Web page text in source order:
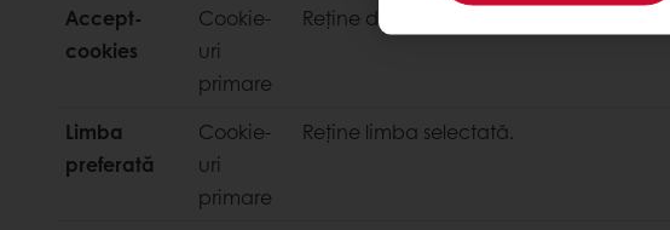
Accept-
cookies
Cookie-
uri
primare
Reține dacă ați citit și închis bara de
Limba
preferată
Cookie-
uri
primare
Reține limba selectată.